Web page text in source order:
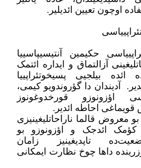
اوچون تعیین ائدیلیر .
حکیمین آنتیسیپاسییا
آزالتماق و ایداره ائتمک
ائده بیلجیی پسیخوتئراپییا
آدیندان دا گؤروندویو کیمی،
اؤزونوزو قورخدوغونوز
احاطه ائدیر .
معروض قالما ناراحاتلیغینیزی
کؤمک ائد‌جک و اؤزونوزو بو
تاپدیغینیز زامان
داها چوخ نظارت ایمکانی